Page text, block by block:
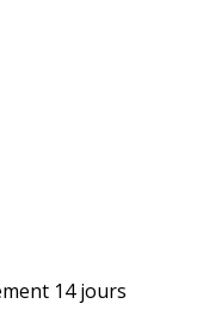
14 jours